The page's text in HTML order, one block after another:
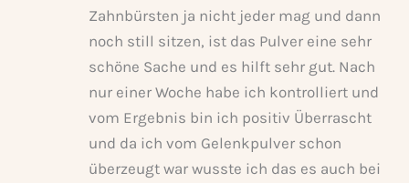
Zahnbürsten ja nicht jeder mag und dann
noch still sitzen, ist das Pulver eine sehr
schöne Sache und es hilft sehr gut. Nach
nur einer Woche habe ich kontrolliert und
vom Ergebnis bin ich positiv Überrascht
und da ich vom Gelenkpulver schon
überzeugt war wusste ich das es auch bei